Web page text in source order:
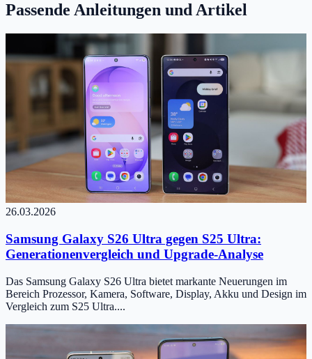
Passende Anleitungen und Artikel
26.03.2026
Samsung Galaxy S26 Ultra gegen S25 Ultra:
Generationenvergleich und Upgrade-Analyse
Das Samsung Galaxy S26 Ultra bietet markante Neuerungen im
Bereich Prozessor, Kamera, Software, Display, Akku und Design im
Vergleich zum S25 Ultra....